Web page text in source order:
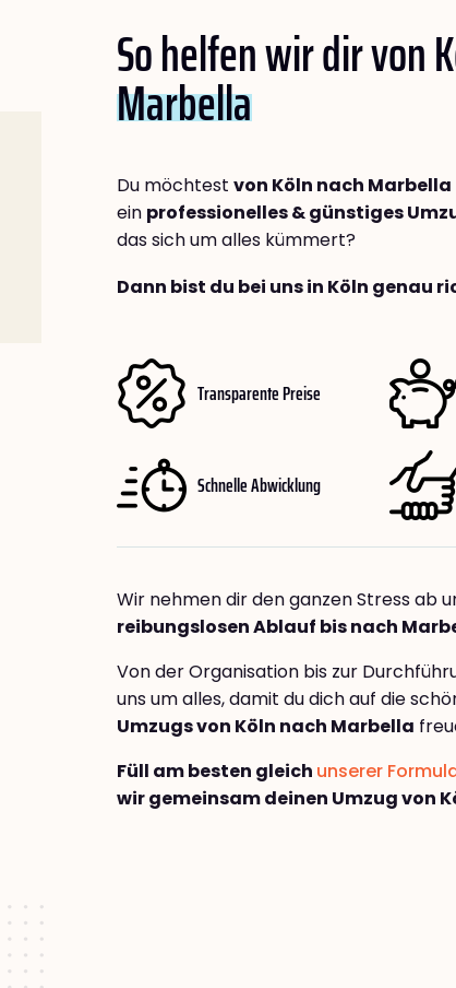
So helfen wir dir von
Marbella
Du möchtest von Köln nach Marbella
ein professionelles & günstiges
das sich um alles kümmert?
Dann bist du bei uns in Köln genau
Transparente Preise
Schnelle Abwicklung
Wir nehmen dir den ganzen Stress ab
reibungslosen Ablauf bis nach
Von der Organisation bis zur
uns um alles, damit du dich auf die
Umzugs von Köln nach Marbella
Füll am besten gleich unserer
wir gemeinsam deinen Umzug von